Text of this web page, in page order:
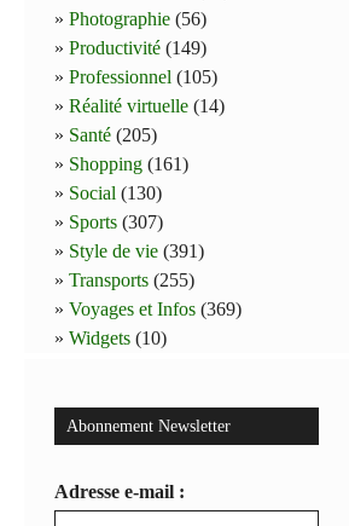
Photographie (56)
Productivité (149)
Professionnel (105)
Réalité virtuelle (14)
Santé (205)
Shopping (161)
Social (130)
Sports (307)
Style de vie (391)
Transports (255)
Voyages et Infos (369)
Widgets (10)
Abonnement Newsletter
Adresse e-mail :